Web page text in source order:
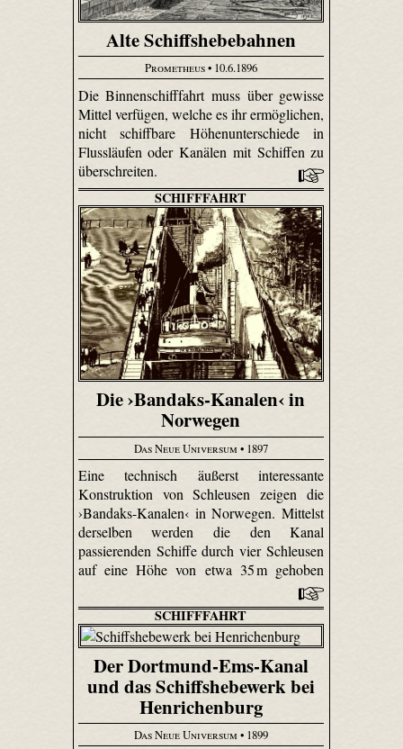
Alte Schiffshebebahnen
Prometheus• 10.6.1896
Die Binnenschifffahrt muss über gewisse
Mittel verfügen, welche es ihr ermöglichen,
nicht schiffbare Höhenunterschiede in
Flussläufen oder Kanälen mit Schiffen zu
überschreiten.
SCHIFFFAHRT
Die ›Bandaks-Kanalen‹ in
Norwegen
Das Neue Universum • 1897
Eine technisch äußerst interessante
Konstruktion von Schleusen zeigen die
›Bandaks-Kanalen‹ in Norwegen. Mittelst
derselben werden die den Kanal
passierenden Schiffe durch vier Schleusen
auf eine Höhe von etwa 35 m gehoben
SCHIFFFAHRT
Der Dortmund-Ems-Kanal
und das Schiffshebewerk bei
Henrichenburg
Das Neue Universum • 1899